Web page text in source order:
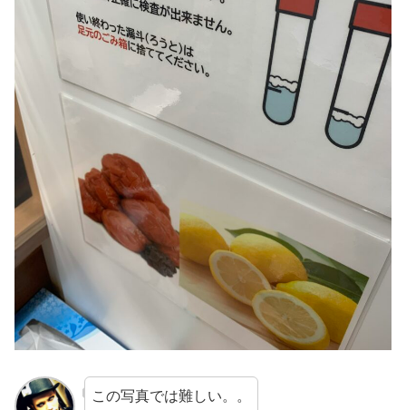
この写真では難しい。。